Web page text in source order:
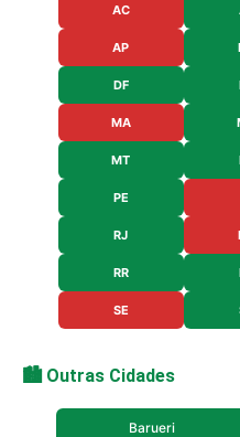
AC
AP
DF
MA
MT
PE
RJ
RR
SE
🏙️ Outras Cidades
Barueri